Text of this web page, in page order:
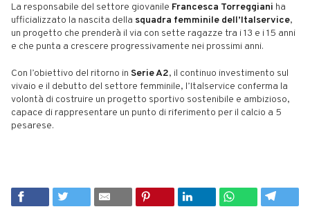
La responsabile del settore giovanile Francesca Torreggiani ha
ufficializzato la nascita della squadra femminile dell’Italservice,
un progetto che prenderà il via con sette ragazze tra i 13 e i 15 anni
e che punta a crescere progressivamente nei prossimi anni.
Con l’obiettivo del ritorno in Serie A2, il continuo investimento sul
vivaio e il debutto del settore femminile, l’Italservice conferma la
volontà di costruire un progetto sportivo sostenibile e ambizioso,
capace di rappresentare un punto di riferimento per il calcio a 5
pesarese.